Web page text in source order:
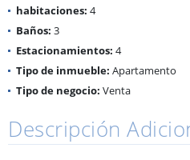
habitaciones: 4
Baños: 3
Estacionamientos: 4
Tipo de inmueble: Apartamento
Tipo de negocio: Venta
Descripción